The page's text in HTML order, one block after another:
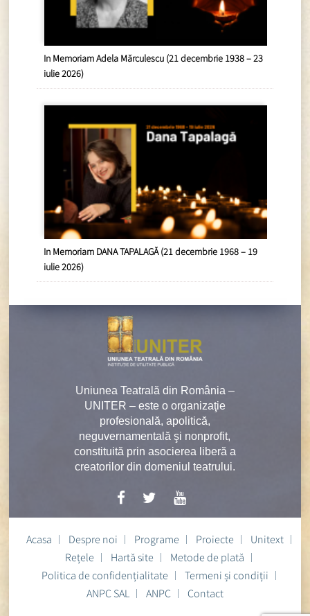
In Memoriam Adela Mărculescu (21 decembrie 1938 – 23
iulie 2026)
In Memoriam DANA TAPALAGĂ (21 decembrie 1968 – 19
iulie 2026)
Uniunea Teatrală din România –
UNITER – este o organizaţie
profesională, apolitică,
neguvernamentală şi nonprofit,
constituită prin asocierea liberă a
creatorilor din domeniul teatrului.
Acasa Despre noi Programe Proiecte
Unitext
Rețele
Hartă site
Metode de plată
Politica de confidențialitate
Termeni și condiții
ANPC SAL
ANPC Contact